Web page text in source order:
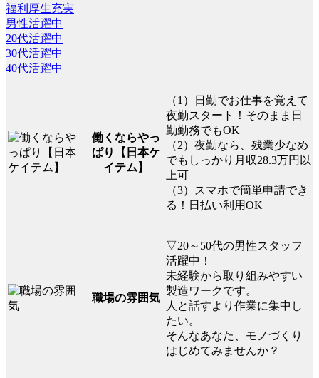
福利厚生充実
男性活躍中
20代活躍中
30代活躍中
40代活躍中
働くならやっ
ぱり【日本ケ
イテム】
（1）日勤でお仕事を覚えて
夜勤スタート！そのまま日
勤勤務でもOK
（2）夜勤なら、残業少なめ
でもしっかり月収28.3万円以
上可
（3）スマホで簡単申請でき
る！日払い利用OK
職場の雰囲気
▽20～50代の男性スタッフ
活躍中！
未経験から取り組みやすい
製造ワークです。
人と話すより作業に集中し
たい。
そんなあなた、モノづくり
はじめてみませんか？